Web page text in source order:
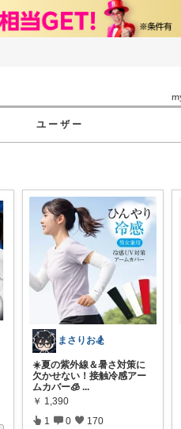
ユーザー
まさりお🏂
☀️夏の紫外線＆暑さ対策に
欠かせない！接触冷感アー
ムカバー🧊...
￥ 1,390
1 0 170